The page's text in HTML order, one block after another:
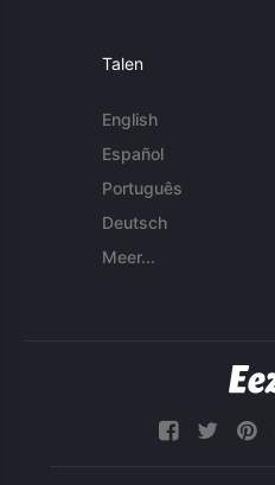
Talen
English
Español
Português
Deutsch
Meer...